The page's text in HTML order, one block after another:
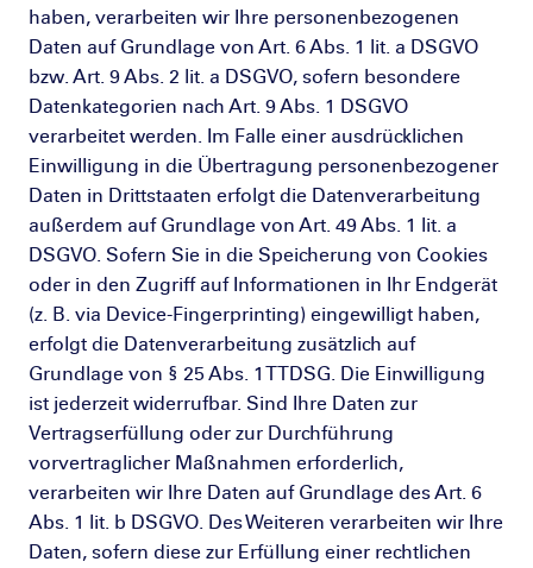
haben, verarbeiten wir Ihre personenbezogenen
Daten auf Grundlage von Art. 6 Abs. 1 lit. a DSGVO
bzw. Art. 9 Abs. 2 lit. a DSGVO, sofern besondere
Datenkategorien nach Art. 9 Abs. 1 DSGVO
verarbeitet werden. Im Falle einer ausdrücklichen
Einwilligung in die Übertragung personenbezogener
Daten in Drittstaaten erfolgt die Datenverarbeitung
außerdem auf Grundlage von Art. 49 Abs. 1 lit. a
DSGVO. Sofern Sie in die Speicherung von Cookies
oder in den Zugriff auf Informationen in Ihr Endgerät
(z. B. via Device-Fingerprinting) eingewilligt haben,
erfolgt die Datenverarbeitung zusätzlich auf
Grundlage von § 25 Abs. 1 TTDSG. Die Einwilligung
ist jederzeit widerrufbar. Sind Ihre Daten zur
Vertragserfüllung oder zur Durchführung
vorvertraglicher Maßnahmen erforderlich,
verarbeiten wir Ihre Daten auf Grundlage des Art. 6
Abs. 1 lit. b DSGVO. Des Weiteren verarbeiten wir Ihre
Daten, sofern diese zur Erfüllung einer rechtlichen